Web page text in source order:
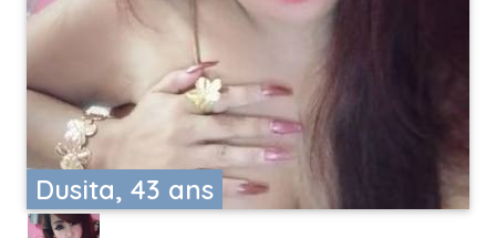
Dusita, 43 ans